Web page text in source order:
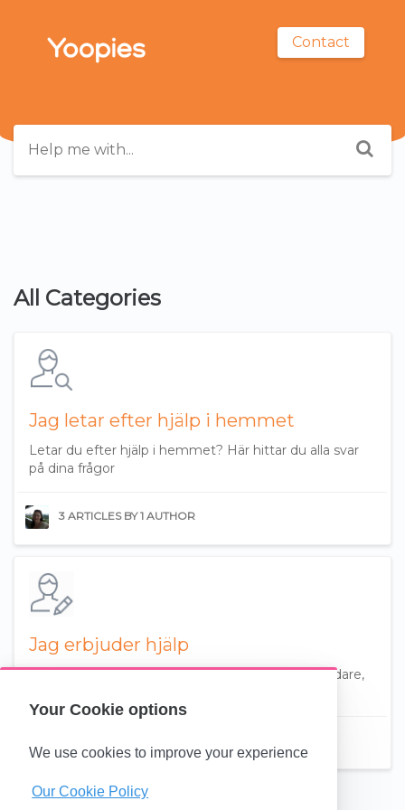
Your Cookie options
We use cookies to improve your experience
Our Cookie Policy
Contact
All Categories
Jag letar efter hjälp i hemmet
Letar du efter hjälp i hemmet? Här hittar du alla svar
på dina frågor
3 ARTICLES BY 1 AUTHOR
Jag erbjuder hjälp
Oavsett om du är barnvakt, husdjursvakt, handledare,